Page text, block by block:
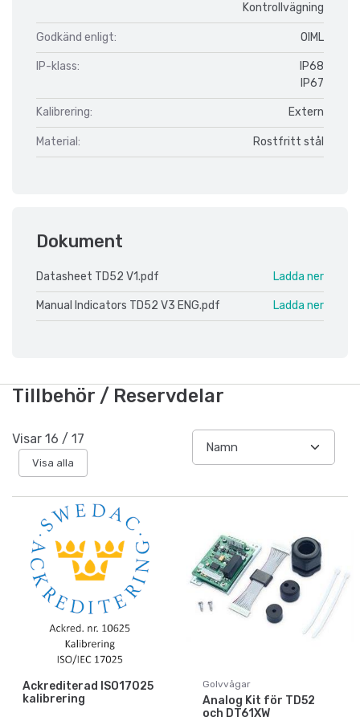
Kontrollvägning
Godkänd enligt: OIML
IP-klass:
IP68
IP67
Kalibrering: Extern
Material: Rostfritt stål
Dokument
Datasheet TD52 V1.pdf Ladda ner
Manual Indicators TD52 V3 ENG.pdf Ladda ner
Tillbehör / Reservdelar
Visar 16 / 17
Visa alla
Ackrediterad ISO17025
kalibrering
Golvvågar
Analog Kit för TD52
och DT61XW